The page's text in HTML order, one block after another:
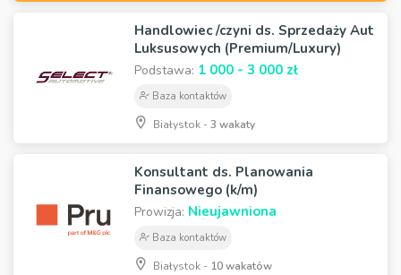
Handlowiec /czyni ds. Sprzedaży Aut
Luksusowych (Premium/Luxury)
Podstawa: 1 000 - 3 000 zł
Baza kontaktów
Białystok -3 wakaty
Konsultant ds. Planowania
Finansowego (k/m)
Prowizja: Nieujawniona
Baza kontaktów
Białystok - 10 wakatów